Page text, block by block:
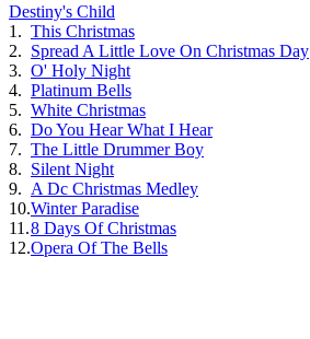
Destiny's Child
1. This Christmas
2. Spread A Little Love On Christmas Day
3. O' Holy Night
4. Platinum Bells
5. White Christmas
6. Do You Hear What I Hear
7. The Little Drummer Boy
8. Silent Night
9. A Dc Christmas Medley
10.Winter Paradise
11.8 Days Of Christmas
12.Opera Of The Bells